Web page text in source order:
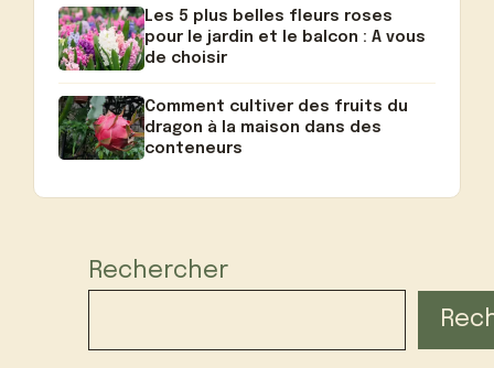
Les 5 plus belles fleurs roses
pour le jardin et le balcon : A vous
de choisir
Comment cultiver des fruits du
dragon à la maison dans des
conteneurs
Rechercher